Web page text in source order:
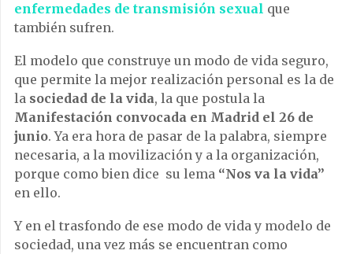
enfermedades de transmisión sexual que
también sufren.
El modelo que construye un modo de vida seguro,
que permite la mejor realización personal es la de
la sociedad de la vida, la que postula la
Manifestación convocada en Madrid el 26 de
junio. Ya era hora de pasar de la palabra, siempre
necesaria, a la movilización y a la organización,
porque como bien dice su lema “Nos va la vida”
en ello.
Y en el trasfondo de ese modo de vida y modelo de
sociedad, una vez más se encuentran como